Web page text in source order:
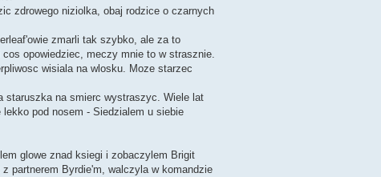
zdrowego niziolka, obaj rodzice o czarnych
zmarli tak szybko, ale za to
opowiedziec, meczy mnie to w strasznie.
wisiala na wlosku. Moze starzec
staruszka na smierc wystraszyc. Wiele lat
pod nosem - Siedzialem u siebie
glowe znad ksiegi i zobaczylem Brigit
partnerem Byrdie'm, walczyla w komandzie